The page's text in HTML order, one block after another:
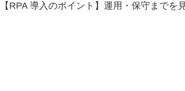
【RPA 導入のポイント】運用・保守までを